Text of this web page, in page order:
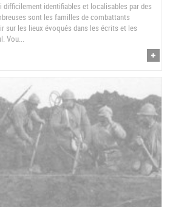
difficilement identifiables et localisables par des
sont les familles de combattants
sur les lieux évoqués dans les écrits et les
Vou...